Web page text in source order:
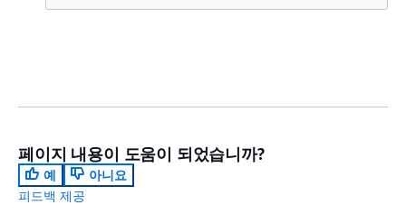
페이지 내용이 도움이 되었습니까?
예
아니요
피드백 제공